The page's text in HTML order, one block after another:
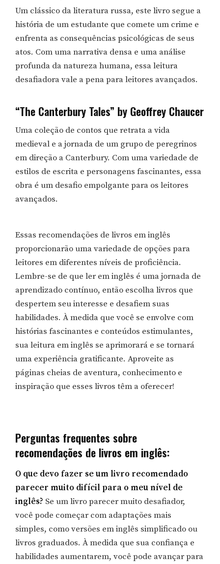
Um clássico da literatura russa, este livro segue a
história de um estudante que comete um crime e
enfrenta as consequências psicológicas de seus
atos. Com uma narrativa densa e uma análise
profunda da natureza humana, essa leitura
desafiadora vale a pena para leitores avançados.
“The Canterbury Tales” by Geoffrey Chaucer
Uma coleção de contos que retrata a vida
medieval e a jornada de um grupo de peregrinos
em direção a Canterbury. Com uma variedade de
estilos de escrita e personagens fascinantes, essa
obra é um desafio empolgante para os leitores
avançados.
Essas recomendações de livros em inglês
proporcionarão uma variedade de opções para
leitores em diferentes níveis de proficiência.
Lembre-se de que ler em inglês é uma jornada de
aprendizado contínuo, então escolha livros que
despertem seu interesse e desafiem suas
habilidades. À medida que você se envolve com
histórias fascinantes e conteúdos estimulantes,
sua leitura em inglês se aprimorará e se tornará
uma experiência gratificante. Aproveite as
páginas cheias de aventura, conhecimento e
inspiração que esses livros têm a oferecer!
Perguntas frequentes sobre
recomendações de livros em inglês:
O que devo fazer se um livro recomendado
parecer muito difícil para o meu nível de
inglês? Se um livro parecer muito desafiador,
você pode começar com adaptações mais
simples, como versões em inglês simplificado ou
livros graduados. À medida que sua confiança e
habilidades aumentarem, você pode avançar para